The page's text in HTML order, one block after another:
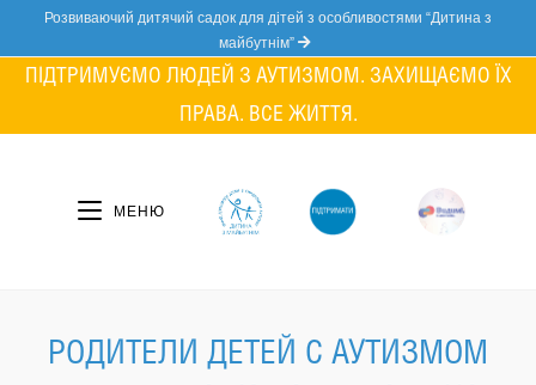
content
Розвиваючий дитячий садок для дітей з особливостями “Дитина з
майбутнім”
ПІДТРИМУЄМО ЛЮДЕЙ З АУТИЗМОМ. ЗАХИЩАЄМО ЇХ
ПРАВА. ВСЕ ЖИТТЯ.
МЕНЮ
РОДИТЕЛИ ДЕТЕЙ С АУТИЗМОМ